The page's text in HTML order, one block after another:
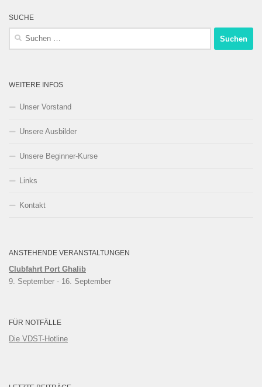
SUCHE
Suchen
WEITERE INFOS
Unser Vorstand
Unsere Ausbilder
Unsere Beginner-Kurse
Links
Kontakt
ANSTEHENDE VERANSTALTUNGEN
Clubfahrt Port Ghalib
9. September - 16. September
FÜR NOTFÄLLE
Die VDST-Hotline